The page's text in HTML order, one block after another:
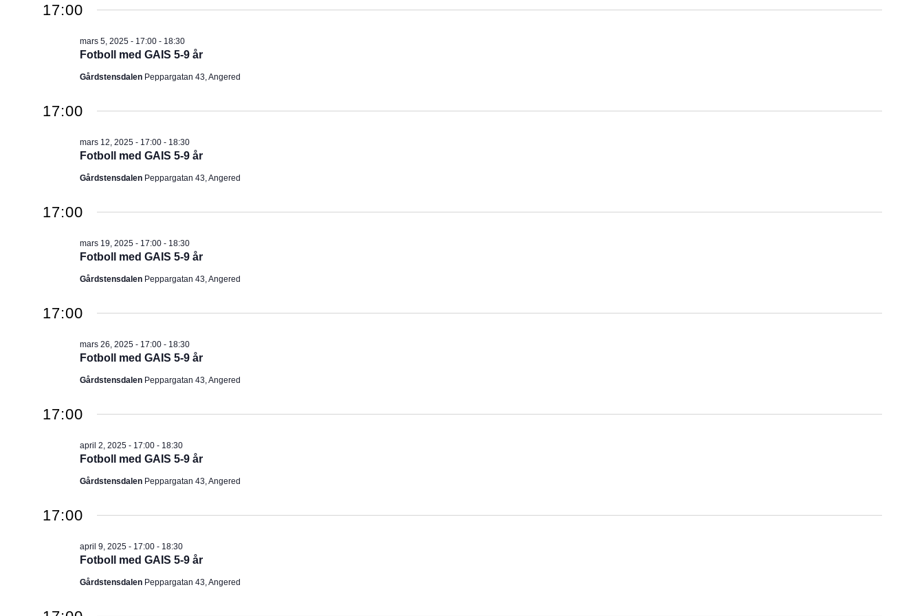
2025
n
u
17:00
Fotboll med GAIS 5-9 år
mars 5, 2025 - 17:00- 18:30
Gårdstensdalen Peppargatan 43, Angered
17:00
Fotboll med GAIS 5-9 år
mars 12, 2025 - 17:00- 18:30
Gårdstensdalen Peppargatan 43, Angered
17:00
Fotboll med GAIS 5-9 år
mars 19, 2025 - 17:00- 18:30
Gårdstensdalen Peppargatan 43, Angered
17:00
Fotboll med GAIS 5-9 år
mars 26, 2025 - 17:00- 18:30
Gårdstensdalen Peppargatan 43, Angered
17:00
Fotboll med GAIS 5-9 år
april 2, 2025 - 17:00- 18:30
Gårdstensdalen Peppargatan 43, Angered
17:00
Fotboll med GAIS 5-9 år
april 9, 2025 - 17:00- 18:30
Gårdstensdalen Peppargatan 43, Angered